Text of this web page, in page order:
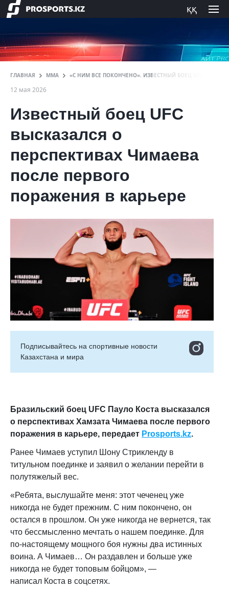
ққ
ГЛАВНАЯ ММА «С НИМ ВСЕ ПОКОНЧЕНО». ИЗВЕСТНЫЙ БОЕЦ UFC
12 мая 2026
Известный боец UFC
высказался о
перспективах Чимаева
после первого
поражения в карьере
Подписывайтесь на cпортивные новости
Казахстана и мира
Бразильский боец UFC Пауло Коста высказался
о перспективах Хамзата Чимаева после первого
поражения в карьере, передает Prosports.kz.
Ранее Чимаев уступил Шону Стрикленду в
титульном поединке и заявил о желании перейти в
полутяжелый вес.
«Ребята, выслушайте меня: этот чеченец уже
никогда не будет прежним. С ним покончено, он
остался в прошлом. Он уже никогда не вернется, так
что бессмысленно мечтать о нашем поединке. Для
по-настоящему мощного боя нужны два истинных
воина. А Чимаев… Он раздавлен и больше уже
никогда не будет топовым бойцом», —
написал Коста в соцсетях.